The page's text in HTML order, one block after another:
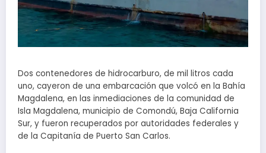
Dos contenedores de hidrocarburo, de mil litros cada
uno, cayeron de una embarcación que volcó en la Bahía
Magdalena, en las inmediaciones de la comunidad de
Isla Magdalena, municipio de Comondú, Baja California
Sur, y fueron recuperados por autoridades federales y
de la Capitanía de Puerto San Carlos.